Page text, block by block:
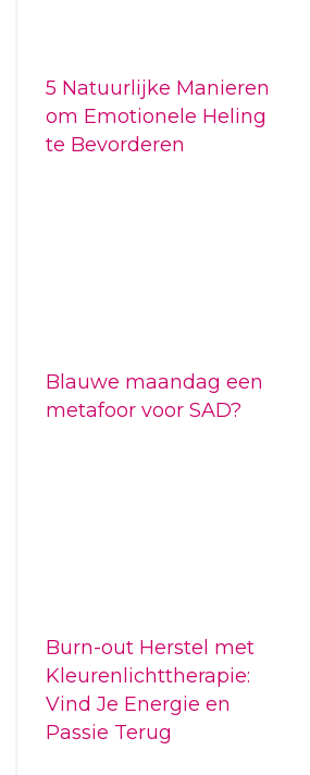
5 Natuurlijke Manieren
om Emotionele Heling
te Bevorderen
Blauwe maandag een
metafoor voor SAD?
Burn-out Herstel met
Kleurenlichttherapie:
Vind Je Energie en
Passie Terug